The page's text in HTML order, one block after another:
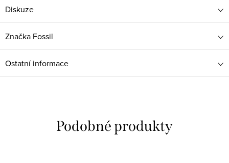
Diskuze
Značka Fossil
Ostatní informace